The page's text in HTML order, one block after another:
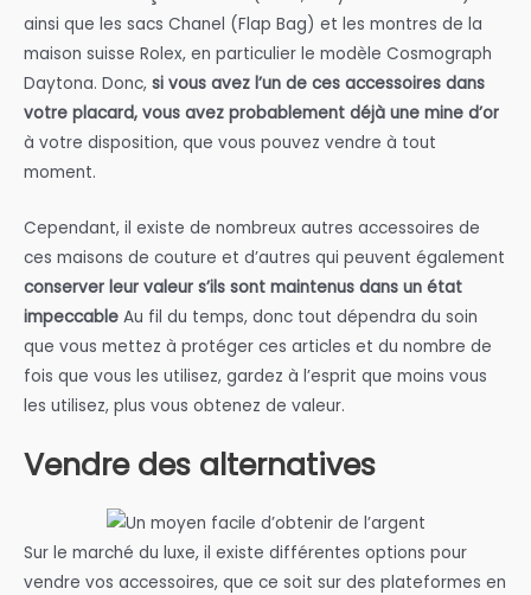
ainsi que les sacs Chanel (Flap Bag) et les montres de la
maison suisse Rolex, en particulier le modèle Cosmograph
Daytona. Donc, si vous avez l’un de ces accessoires dans
votre placard, vous avez probablement déjà une mine d’or
à votre disposition, que vous pouvez vendre à tout
moment.
Cependant, il existe de nombreux autres accessoires de
ces maisons de couture et d’autres qui peuvent également
conserver leur valeur s’ils sont maintenus dans un état
impeccable Au fil du temps, donc tout dépendra du soin
que vous mettez à protéger ces articles et du nombre de
fois que vous les utilisez, gardez à l’esprit que moins vous
les utilisez, plus vous obtenez de valeur.
Vendre des alternatives
Sur le marché du luxe, il existe différentes options pour
vendre vos accessoires, que ce soit sur des plateformes en